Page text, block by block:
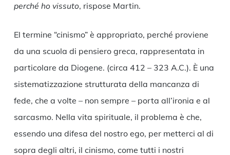
perché ho vissuto, rispose Martin.
El termine “cinismo” è appropriato, perché proviene
da una scuola di pensiero greca, rappresentata in
particolare da Diogene. (circa 412 – 323 A.C.). È una
sistematizzazione strutturata della mancanza di
fede, che a volte – non sempre – porta all’ironia e al
sarcasmo. Nella vita spirituale, il problema è che,
essendo una difesa del nostro ego, per metterci al di
sopra degli altri, il cinismo, come tutti i nostri